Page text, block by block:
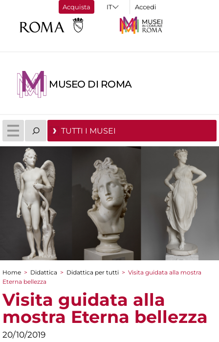
Acquista Accedi
MUSEO DI ROMA
TUTTI I MUSEI
Tu sei qui
Home > Didattica > Didattica per tutti > Visita guidata alla mostra
Eterna bellezza
Visita guidata alla
mostra Eterna bellezza
20/10/2019